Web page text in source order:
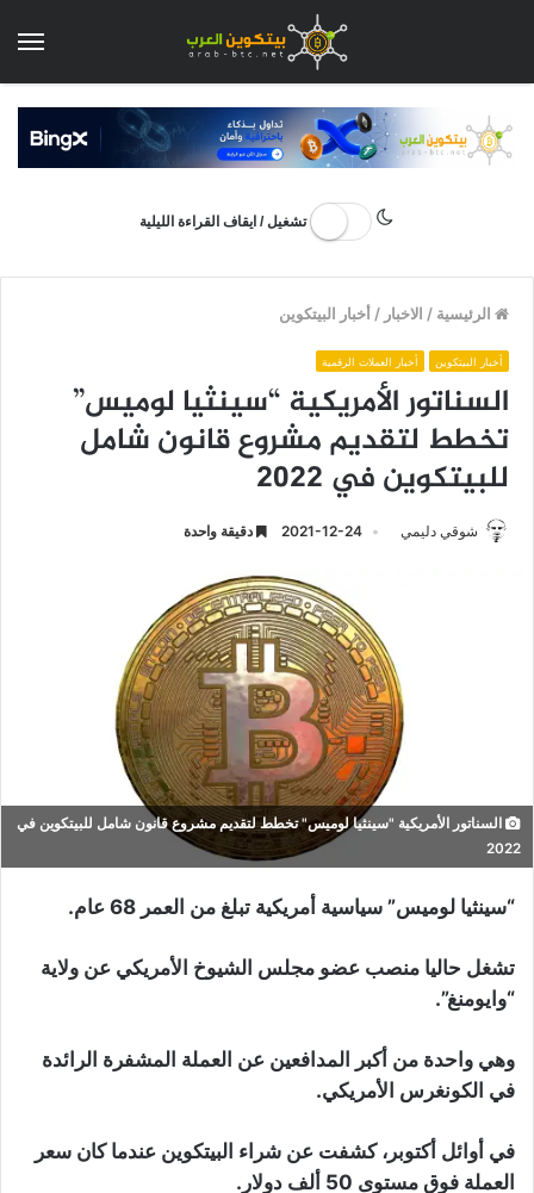
تشغيل / ايقاف القراءة الليلية
الرئيسية / الاخبار /أخبار البيتكوين
أخبار البيتكوين أخبار العملات الرقمية
السناتور الأمريكية “سينثيا لوميس”
تخطط لتقديم مشروع قانون شامل
للبيتكوين في 2022
شوقي دليمي 2021-12-24 دقيقة واحدة
السناتور الأمريكية "سينثيا لوميس" تخطط لتقديم مشروع قانون شامل للبيتكوين في
2022
“سينثيا لوميس” سياسية أمريكية تبلغ من العمر 68 عام.
تشغل حاليا منصب عضو مجلس الشيوخ الأمريكي عن ولاية
“وايومنغ”.
وهي واحدة من أكبر المدافعين عن العملة المشفرة الرائدة
في الكونغرس الأمريكي.
في أوائل أكتوبر، كشفت عن شراء البيتكوين عندما كان سعر
العملة فوق مستوى 50 ألف دولار.